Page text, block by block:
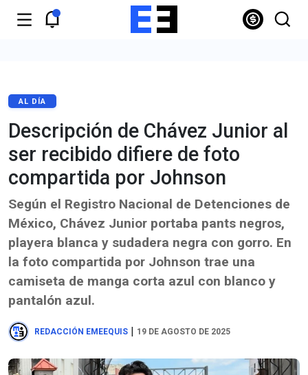
AL DÍA
Descripción de Chávez Junior al
ser recibido difiere de foto
compartida por Johnson
Según el Registro Nacional de Detenciones de
México, Chávez Junior portaba pants negros,
playera blanca y sudadera negra con gorro. En
la foto compartida por Johnson trae una
camiseta de manga corta azul con blanco y
pantalón azul.
REDACCIÓN EMEEQUIS | 19 DE AGOSTO DE 2025